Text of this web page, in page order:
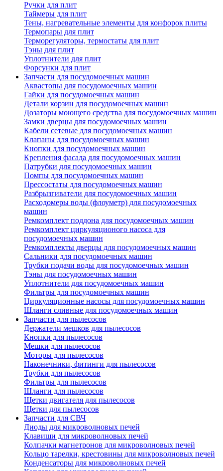
Ручки для плит
Таймеры для плит
Тены, нагревательные элементы для конфорок плиты
Термопары для плит
Терморегуляторы, термостаты для плит
Тэны для плит
Уплотнители для плит
Форсунки для плит
Запчасти для посудомоечных машин
Аквастопы для посудомоечных машин
Гайки для посудомоечных машин
Детали корзин для посудомоечных машин
Дозаторы моющего средства для посудомоечных машин
Замки дверцы для посудомоечных машин
Кабели сетевые для посудомоечных машин
Клапаны для посудомоечных машин
Кнопки для посудомоечных машин
Крепления фасада для посудомоечных машин
Патрубки для посудомоечных машин
Помпы для посудомоечных машин
Прессостаты для посудомоечных машин
Разбрызгиватели для посудомоечных машин
Расходомеры воды (флоуметр) для посудомоечных
машин
Ремкомплект поддона для посудомоечных машин
Ремкомплект циркуляционого насоса для
посудомоечных машин
Ремкомплекты дверцы для посудомоечных машин
Сальники для посудомоечных машин
Трубки подачи воды для посудомоечных машин
Тэны для посудомоечных машин
Уплотнители для посудомоечных машин
Фильтры для посудомоечных машин
Циркуляционные насосы для посудомоечных машин
Шланги сливные для посудомоечных машин
Запчасти для пылесосов
Держатели мешков для пылесосов
Кнопки для пылесосов
Мешки для пылесосов
Моторы для пылесосов
Наконечники, фитинги для пылесосов
Трубки для пылесосов
Фильтры для пылесосов
Шланги для пылесосов
Щетки двигателя для пылесосов
Щетки для пылесосов
Запчасти для СВЧ
Диоды для микроволновых печей
Клавиши для микроволновых печей
Колпачки магнетронов для микроволновых печей
Кольцо тарелки, крестовины для микроволновых печей
Конденсаторы для микроволновых печей